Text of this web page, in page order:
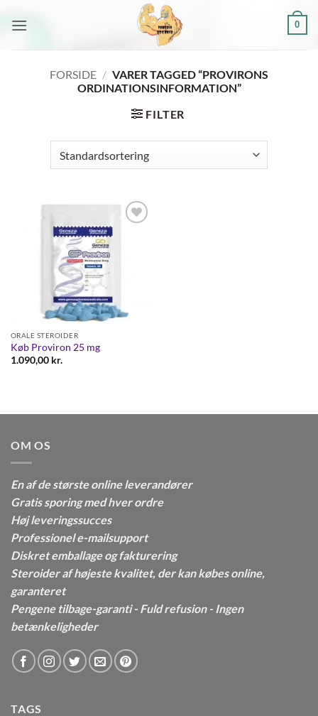
0
FORSIDE / VARER TAGGED “PROVIRONS
ORDINATIONSINFORMATION”
FILTER
ORALE STEROIDER
Køb Proviron 25 mg
1.090,00 kr.
OM OS
En af de største online leverandører
Gratis sporing med hver ordre
Høj leveringssucces
Professionel e-mailsupport
Diskret emballage og fakturering
Steroider af højeste kvalitet, der kan købes online,
garanteret
Pengene tilbage-garanti - Fuld refusion - Ingen
betænkeligheder
TAGS